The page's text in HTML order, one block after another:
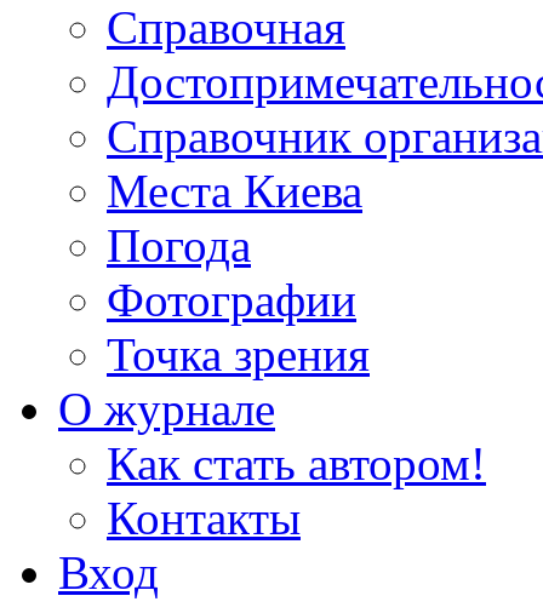
Справочная
Справочник
Места Киева
Погода
Фотографии
Точка зрения
О журнале
Как стать автором!
Контакты
Вход